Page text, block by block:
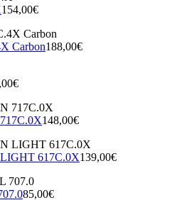
154,00€
Carbon188,00€
148,00€
617C.0X139,00€
85,00€